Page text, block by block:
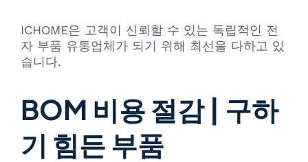
ICHOME은 고객이 신뢰할 수 있는 독립적인 전
자 부품 유통업체가 되기 위해 최선을 다하고 있
습니다.
BOM 비용 절감 | 구하
기 힘든 부품